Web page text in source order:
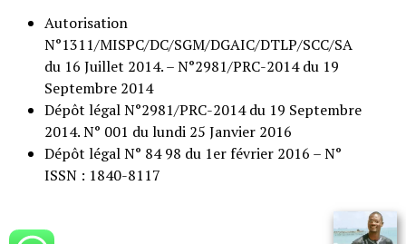
Autorisation
N°1311/MISPC/DC/SGM/DGAIC/DTLP/SCC/SA
du 16 Juillet 2014. – N°2981/PRC-2014 du 19
Septembre 2014
Dépôt légal N°2981/PRC-2014 du 19 Septembre
2014. N° 001 du lundi 25 Janvier 2016
Dépôt légal N° 84 98 du 1er février 2016 – N°
ISSN : 1840-8117